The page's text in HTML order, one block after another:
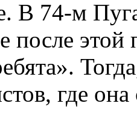
В 74-м
после этой
где она